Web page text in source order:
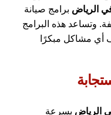
الرياض برامج صيانة
وتساعد هذه البرامج
أي مشاكل مبكرًا
الرياض بسرعة